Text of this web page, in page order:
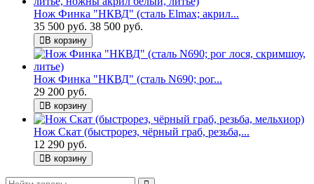
Нож Финка "НКВД" (сталь Elmax; акрил...
35 500 руб. 38 500 руб.
В корзину
Нож Финка "НКВД" (сталь N690; рог...
29 200 руб.
В корзину
Нож Скат (быстрорез, чёрный граб, резьба,...
12 290 руб.
В корзину